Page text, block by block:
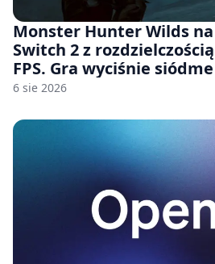
Monster Hunter Wilds
Switch 2 z
FPS. Gra wyciśnie
6 sie 2026